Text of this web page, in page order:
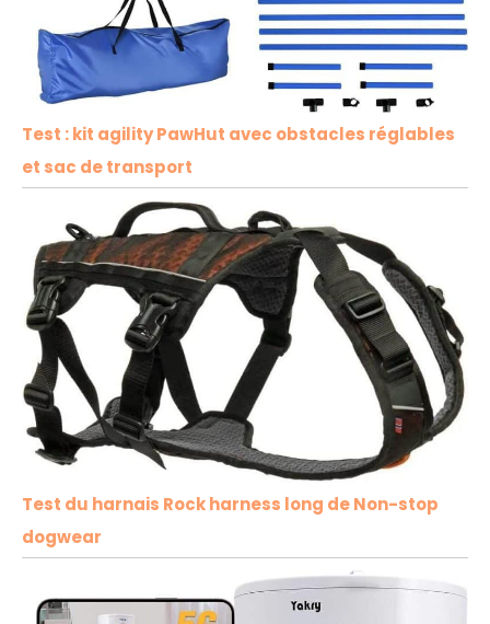
Test : kit agility PawHut avec obstacles réglables
et sac de transport
Test du harnais Rock harness long de Non-stop
dogwear